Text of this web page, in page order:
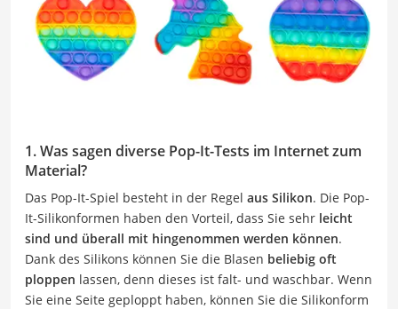
1. Was sagen diverse Pop-It-Tests im Internet zum
Material?
Das Pop-It-Spiel besteht in der Regel aus Silikon. Die Pop-
It-Silikonformen haben den Vorteil, dass Sie sehr leicht
sind und überall mit hingenommen werden können.
Dank des Silikons können Sie die Blasen beliebig oft
ploppen lassen, denn dieses ist falt- und waschbar. Wenn
Sie eine Seite geploppt haben, können Sie die Silikonform